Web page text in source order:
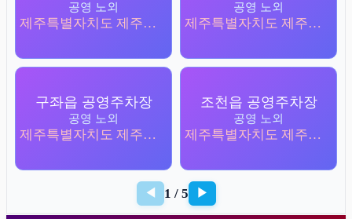
공영 노외
제주특별자치도 제주시 구좌읍 세화리 1536-2
공영 노외
제주특별자치도 제주시 구좌읍 세화리 3641-1
구좌읍 공영주차장
공영 노외
제주특별자치도 제주시 구좌읍 세화리 3644-4
조천읍 공영주차장
공영 노외
제주특별자치도 제주시 조천읍 함덕리 239-2
◀ 1 / 5 ▶